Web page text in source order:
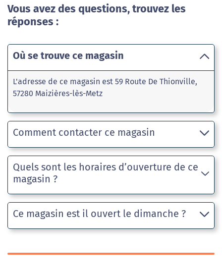
Vous avez des questions, trouvez les
réponses :
Où se trouve ce magasin
L'adresse de ce magasin est 59 Route De Thionville,
57280 Maizières-lès-Metz
Comment contacter ce magasin
Quels sont les horaires d’ouverture de ce
magasin ?
Ce magasin est il ouvert le dimanche ?